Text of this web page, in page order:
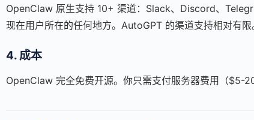
OpenClaw 原生支持 10+ 渠道：Slack、Discord、
现在用户所在的任何地方。AutoGPT 的渠道支持相对有限
4. 成本
OpenClaw 完全免费开源。你只需支付服务器费用（$5-